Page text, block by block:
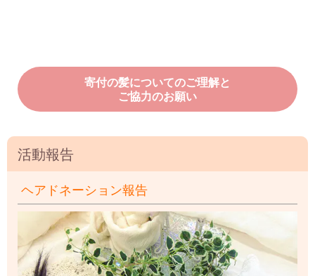
寄付の髪についてのご理解と
ご協力のお願い
活動報告
ヘアドネーション報告